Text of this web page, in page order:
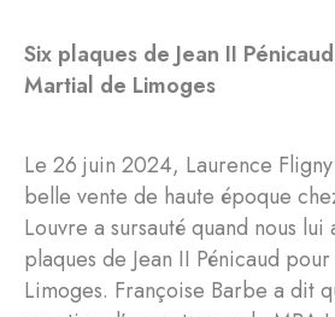
Six plaques de Jean II
Martial de Limoges
Le 26 juin 2024, Laurence
belle vente de haute époque
Louvre a sursauté quand nous
plaques de Jean II Pénicaud
Limoges. Françoise Barbe a dit